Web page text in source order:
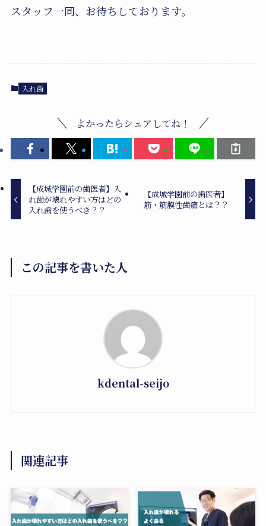
スタッフ一同、お待ちしております。
入れ歯
よかったらシェアしてね！
【成城学園前の歯医者】入
れ歯が壊れやすい方はどの
入れ歯を使うべき？？
【成城学園前の歯医者】
筋・筋膜性歯痛とは？？
この記事を書いた人
kdental-seijo
関連記事